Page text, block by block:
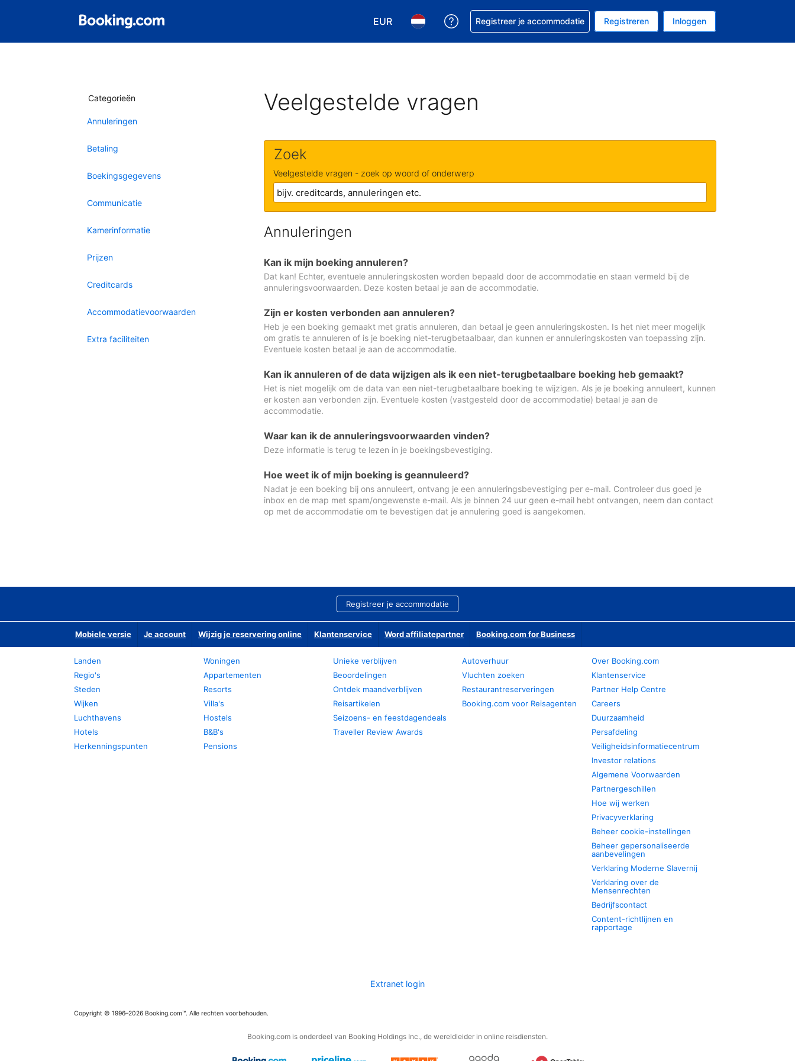
EUR
Kies je valuta. Je huidige valuta is EUR
Kies je taal. Je huidige taal is Nederlands
Krijg hulp bij je reservering
Registreer je accommodatie Registreren Inloggen
Categorieën
Annuleringen
Betaling
Boekingsgegevens
Communicatie
Kamerinformatie
Prijzen
Creditcards
Accommodatievoorwaarden
Extra faciliteiten
Veelgestelde vragen
Zoek
Veelgestelde vragen - zoek op woord of onderwerp
Annuleringen
Kan ik mijn boeking annuleren?
Dat kan! Echter, eventuele annuleringskosten worden bepaald door de accommodatie en staan vermeld bij de
annuleringsvoorwaarden. Deze kosten betaal je aan de accommodatie.
Zijn er kosten verbonden aan annuleren?
Heb je een boeking gemaakt met gratis annuleren, dan betaal je geen annuleringskosten. Is het niet meer mogelijk
om gratis te annuleren of is je boeking niet-terugbetaalbaar, dan kunnen er annuleringskosten van toepassing zijn.
Eventuele kosten betaal je aan de accommodatie.
Kan ik annuleren of de data wijzigen als ik een niet-terugbetaalbare boeking heb gemaakt?
Het is niet mogelijk om de data van een niet-terugbetaalbare boeking te wijzigen. Als je je boeking annuleert, kunnen
er kosten aan verbonden zijn. Eventuele kosten (vastgesteld door de accommodatie) betaal je aan de
accommodatie.
Waar kan ik de annuleringsvoorwaarden vinden?
Deze informatie is terug te lezen in je boekingsbevestiging.
Hoe weet ik of mijn boeking is geannuleerd?
Nadat je een boeking bij ons annuleert, ontvang je een annuleringsbevestiging per e-mail. Controleer dus goed je
inbox en de map met spam/ongewenste e-mail. Als je binnen 24 uur geen e-mail hebt ontvangen, neem dan contact
op met de accommodatie om te bevestigen dat je annulering goed is aangekomen.
Registreer je accommodatie
Mobiele versie Je account Wijzig je reservering online Klantenservice Word affiliatepartner Booking.com for Business
Landen
Regio's
Steden
Wijken
Luchthavens
Hotels
Herkenningspunten
Woningen
Appartementen
Resorts
Villa's
Hostels
B&B's
Pensions
Unieke verblijven
Beoordelingen
Ontdek maandverblijven
Reisartikelen
Seizoens- en feestdagendeals
Traveller Review Awards
Autoverhuur
Vluchten zoeken
Restaurantreserveringen
Booking.com voor Reisagenten
Over Booking.com
Klantenservice
Partner Help Centre
Careers
Duurzaamheid
Persafdeling
Veiligheidsinformatiecentrum
Investor relations
Algemene Voorwaarden
Partnergeschillen
Hoe wij werken
Privacyverklaring
Beheer cookie-instellingen
Beheer gepersonaliseerde
aanbevelingen
Verklaring Moderne Slavernij
Verklaring over de
Mensenrechten
Bedrijfscontact
Content-richtlijnen en
rapportage
Extranet login
Copyright © 1996–2026 Booking.com™. Alle rechten voorbehouden.
Booking.com is onderdeel van Booking Holdings Inc., de wereldleider in online reisdiensten.